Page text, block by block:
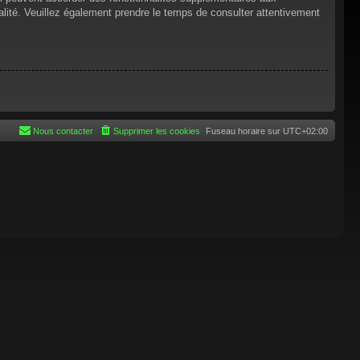
Veuillez également prendre le temps de consulter attentivement
Fuseau horaire sur UTC+02:00
Supprimer les cookies
Nous contacter